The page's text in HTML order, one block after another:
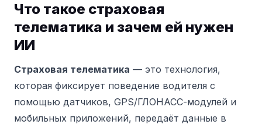
Что такое страховая
телематика и зачем ей нужен
ИИ
Страховая телематика — это технология,
которая фиксирует поведение водителя с
помощью датчиков, GPS/ГЛОНАСС-модулей и
мобильных приложений, передаёт данные в